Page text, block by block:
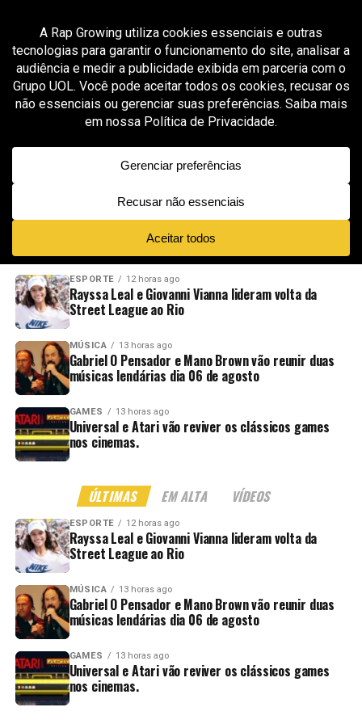
All posts tagged "Ayia Napa"
GROOVER X RAP GROWING 2 meses ago
A!MS reúne ZieZie, Ramz, Liilz e Brodie em
“Wait What”, faixa aprovada pela curadoria da
Rap Growing
NOVIDADES EM ALTA VÍDEOS
ESPORTE 12 horas ago
Rayssa Leal e Giovanni Vianna lideram volta da
Street League ao Rio
MÚSICA 13 horas ago
Gabriel O Pensador e Mano Brown vão reunir duas
músicas lendárias dia 06 de agosto
GAMES 13 horas ago
Universal e Atari vão reviver os clássicos games
nos cinemas.
ÚLTIMAS EM ALTA VÍDEOS
ESPORTE 12 horas ago
Rayssa Leal e Giovanni Vianna lideram volta da
Street League ao Rio
MÚSICA 13 horas ago
Gabriel O Pensador e Mano Brown vão reunir duas
músicas lendárias dia 06 de agosto
GAMES 13 horas ago
Universal e Atari vão reviver os clássicos games
nos cinemas.